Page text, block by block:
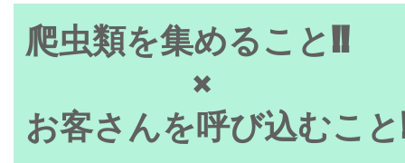
爬虫類を集めること!!
×
お客さんを呼び込むこ